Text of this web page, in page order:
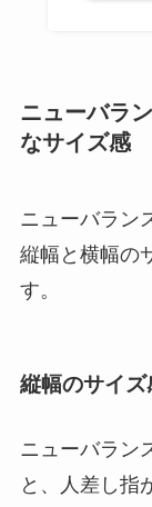
ニューバラ
なサイズ感
ニューバラン
縦幅と横幅の
す。
縦幅のサイズ
ニューバラン
と、人差し指